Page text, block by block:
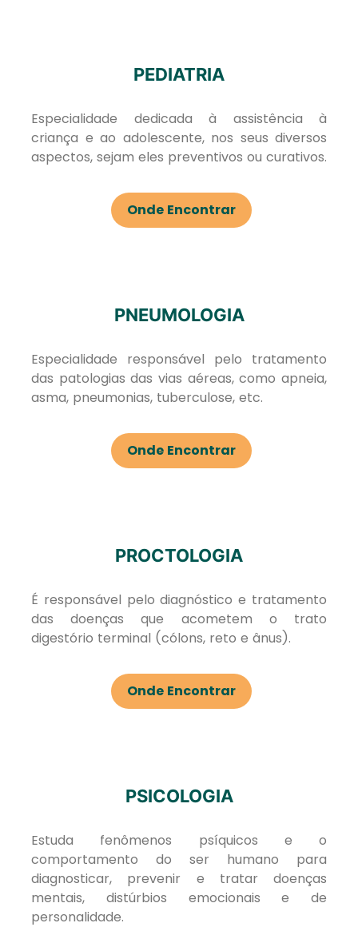
PEDIATRIA
Especialidade dedicada à assistência à
criança e ao adolescente, nos seus diversos
aspectos, sejam eles preventivos ou curativos.
Onde Encontrar
PNEUMOLOGIA
Especialidade responsável pelo tratamento
das patologias das vias aéreas, como apneia,
asma, pneumonias, tuberculose, etc.
Onde Encontrar
PROCTOLOGIA
É responsável pelo diagnóstico e tratamento
das doenças que acometem o trato
digestório terminal (cólons, reto e ânus).
Onde Encontrar
PSICOLOGIA
Estuda fenômenos psíquicos e o
comportamento do ser humano para
diagnosticar, prevenir e tratar doenças
mentais, distúrbios emocionais e de
personalidade.